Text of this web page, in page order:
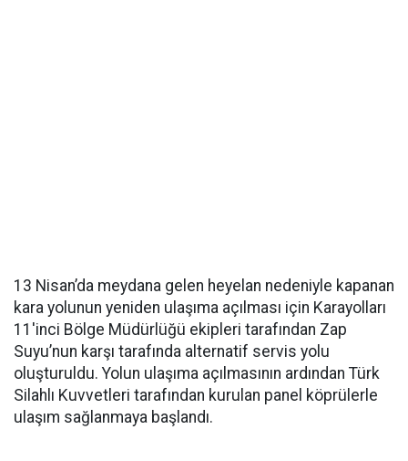
13 Nisan’da meydana gelen heyelan nedeniyle kapanan
kara yolunun yeniden ulaşıma açılması için Karayolları
11'inci Bölge Müdürlüğü ekipleri tarafından Zap
Suyu’nun karşı tarafında alternatif servis yolu
oluşturuldu. Yolun ulaşıma açılmasının ardından Türk
Silahlı Kuvvetleri tarafından kurulan panel köprülerle
ulaşım sağlanmaya başlandı.